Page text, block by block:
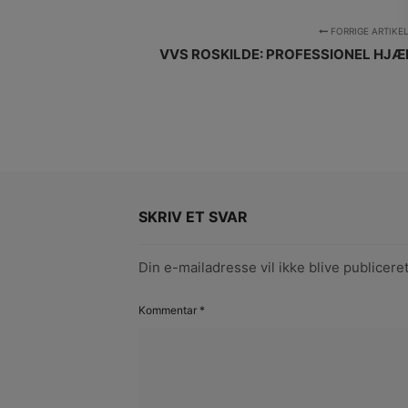
FORRIGE ARTIKEL
VVS ROSKILDE: PROFESSIONEL
SKRIV ET SVAR
Din e-mailadresse vil ikke blive
Kommentar *